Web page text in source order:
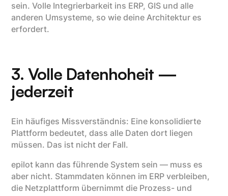
sein. Volle Integrierbarkeit ins ERP, GIS und alle
anderen Umsysteme, so wie deine Architektur es
erfordert.
3. Volle Datenhoheit —
jederzeit
Ein häufiges Missverständnis: Eine konsolidierte
Plattform bedeutet, dass alle Daten dort liegen
müssen. Das ist nicht der Fall.
epilot kann das führende System sein — muss es
aber nicht. Stammdaten können im ERP verbleiben,
die Netzplattform übernimmt die Prozess- und